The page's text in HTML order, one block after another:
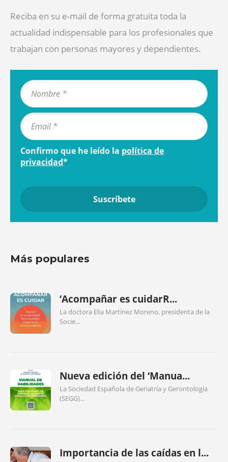
Reciba en su e-mail de forma gratuita toda la
actualidad indispensable para los profesionales que
trabajan con personas mayores y dependientes.
Confirmo que he leído la política de
privacidad*
Más populares
‘Acompañar es cuidarR...
La doctora Elia Martínez Moreno, presidenta de la
Socie...
Nueva edición del ‘Manua...
La Sociedad Española de Geriatría y Gerontología
(SEGG)...
Importancia de las caídas en l...